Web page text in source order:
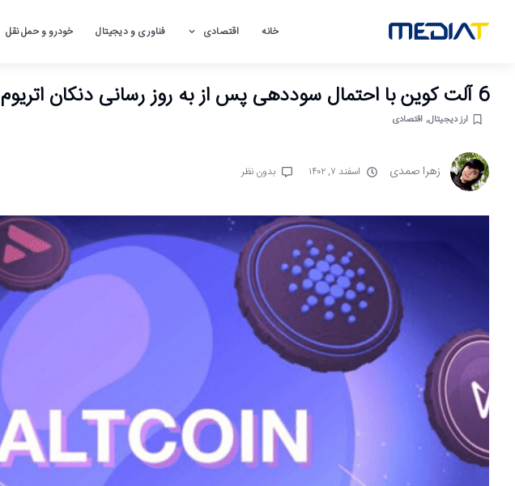
خانه اقتصادی فناوری و دیجیتال خودرو و حمل نقل
6 آلت کوین با احتمال سوددهی پس از به روز رسانی دنکان اتریوم
ارز دیجیتال, اقتصادی
زهرا صمدی اسفند ۷, ۱۴۰۲ بدون نظر